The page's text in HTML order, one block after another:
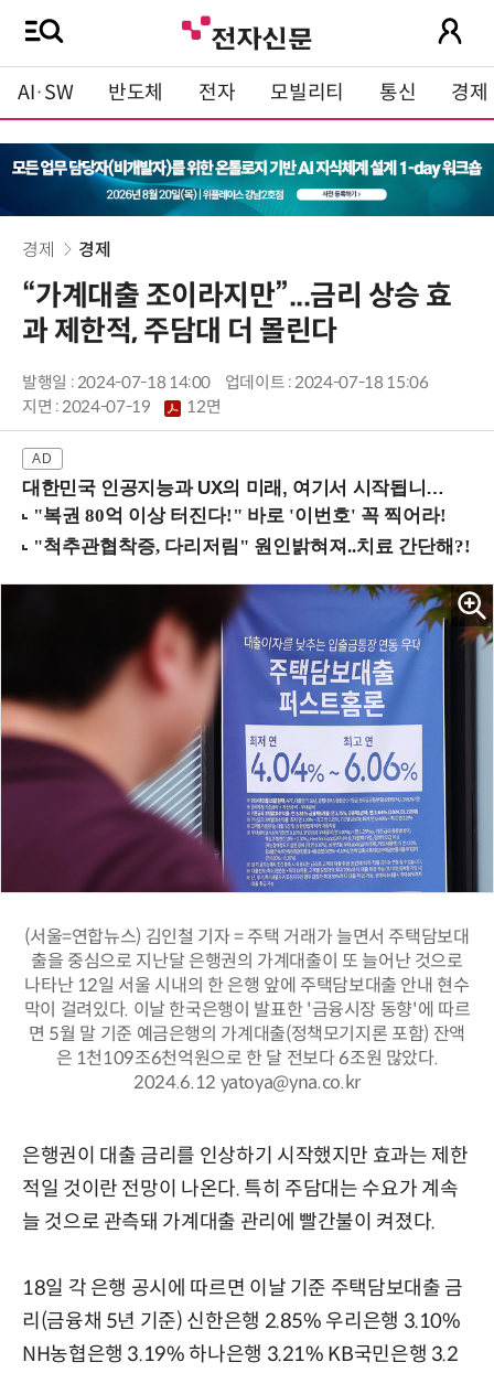
AI·SW 반도체 전자 모빌리티 통신 경제
경제 경제
“가계대출 조이라지만”...금리 상승 효
과 제한적, 주담대 더 몰린다
발행일 : 2024-07-18 14:00
업데이트 : 2024-07-18 15:06
지면 :2024-07-19 12면
대한민국 인공지능과 UX의 미래, 여기서 시작됩니다! (9/2 강남역)
(서울=연합뉴스) 김인철 기자 = 주택 거래가 늘면서 주택담보대
출을 중심으로 지난달 은행권의 가계대출이 또 늘어난 것으로
나타난 12일 서울 시내의 한 은행 앞에 주택담보대출 안내 현수
막이 걸려있다. 이날 한국은행이 발표한 '금융시장 동향'에 따르
면 5월 말 기준 예금은행의 가계대출(정책모기지론 포함) 잔액
은 1천109조6천억원으로 한 달 전보다 6조원 많았다.
2024.6.12 yatoya@yna.co.kr
은행권이 대출 금리를 인상하기 시작했지만 효과는 제한
적일 것이란 전망이 나온다. 특히 주담대는 수요가 계속
늘 것으로 관측돼 가계대출 관리에 빨간불이 켜졌다.
18일 각 은행 공시에 따르면 이날 기준 주택담보대출 금
리(금융채 5년 기준) 신한은행 2.85% 우리은행 3.10%
NH농협은행 3.19% 하나은행 3.21% KB국민은행 3.2